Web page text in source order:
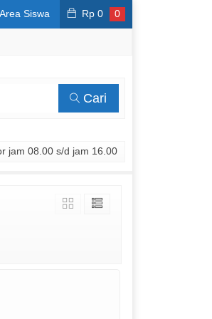
Area Siswa Rp 0 0
Cari
jam 08.00 s/d jam 16.00